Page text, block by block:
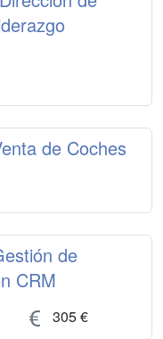
de Coches
de
CRM
305 €